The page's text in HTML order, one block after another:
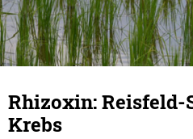
Rhizoxin:
Krebs